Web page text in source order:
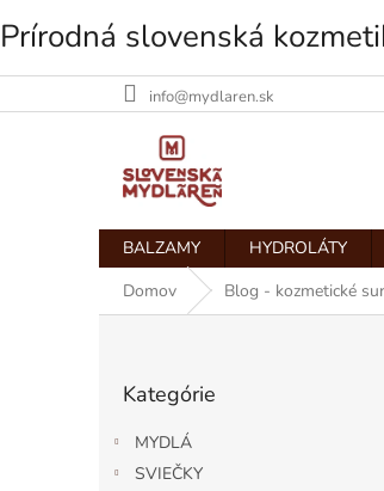
Prírodná slovenská
Prejsť
info@mydlaren.sk
BALZAMY HYDROLÁTY
Domov
Blog - kozmetické
B
kategórie
Kategórie
MYDLÁ
SVIEČKY